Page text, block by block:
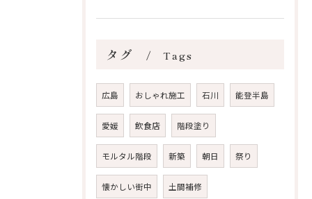
タグ Tags
広島 おしゃれ施工 石川 能登半島
愛媛 飲食店 階段塗り
モルタル階段 新築 朝日 祭り
懐かしい街中 土間補修